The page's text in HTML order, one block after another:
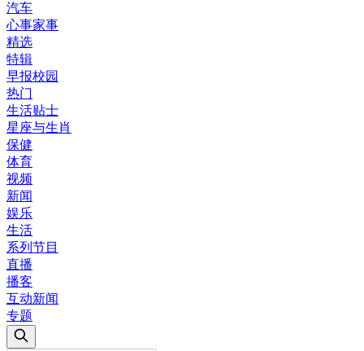
汽车
心事家事
精选
特辑
早报校园
热门
生活贴士
星座与生肖
保健
体育
视频
新闻
娱乐
生活
系列节目
直播
播客
互动新闻
专题